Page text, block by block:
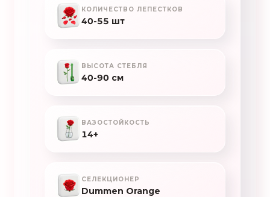
КОЛИЧЕСТВО ЛЕПЕСТКОВ
40-55 шт
ВЫСОТА СТЕБЛЯ
40-90 см
ВАЗОСТОЙКОСТЬ
14+
СЕЛЕКЦИОНЕР
Dummen Orange